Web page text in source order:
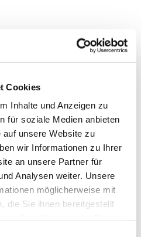
Cookies
Inhalte und Anzeigen zu
für soziale Medien anbieten
unsere Website zu
wir Informationen zu Ihrer
an unsere Partner für
Analysen weiter. Unsere
möglicherweise mit
die Sie ihnen bereitgestellt